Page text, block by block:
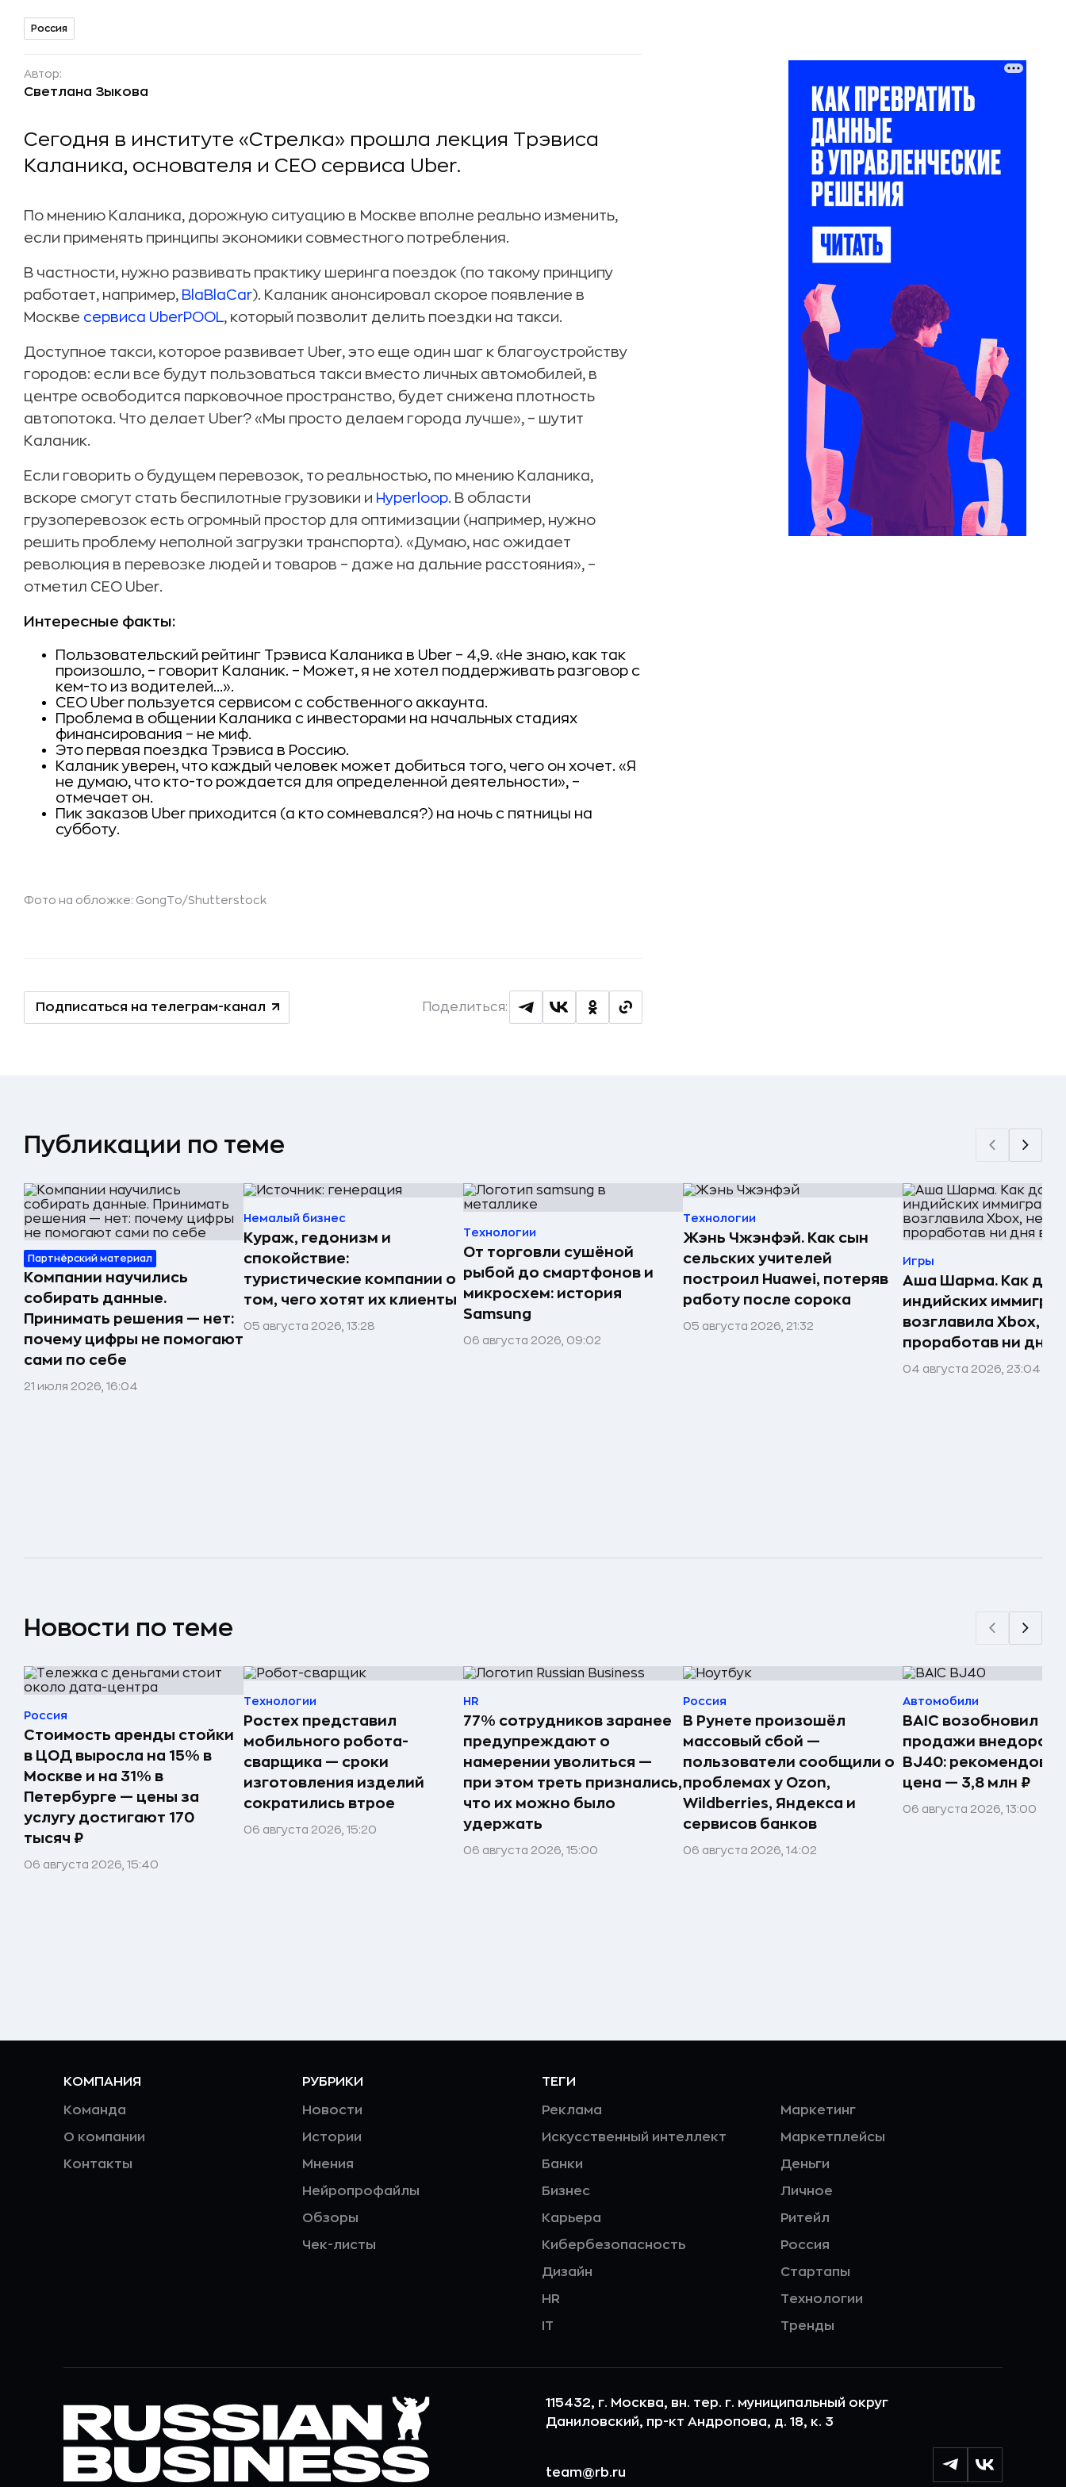
Россия
Автор:
Светлана Зыкова
Сегодня в институте «Стрелка» прошла лекция Трэвиса
Каланика, основателя и CEO сервиса Uber.
По мнению Каланика, дорожную ситуацию в Москве вполне реально изменить,
если применять принципы экономики совместного потребления.
В частности, нужно развивать практику шеринга поездок (по такому принципу
работает, например, BlaBlaCar). Каланик анонсировал скорое появление в
Москве сервиса UberPOOL, который позволит делить поездки на такси.
Доступное такси, которое развивает Uber, это еще один шаг к благоустройству
городов: если все будут пользоваться такси вместо личных автомобилей, в
центре освободится парковочное пространство, будет снижена плотность
автопотока. Что делает Uber? «Мы просто делаем города лучше», – шутит
Каланик.
Если говорить о будущем перевозок, то реальностью, по мнению Каланика,
вскоре смогут стать беспилотные грузовики и Hyperloop. В области
грузоперевозок есть огромный простор для оптимизации (например, нужно
решить проблему неполной загрузки транспорта). «Думаю, нас ожидает
революция в перевозке людей и товаров – даже на дальние расстояния», –
отметил CEO Uber.
Интересные факты:
Пользовательский рейтинг Трэвиса Каланика в Uber – 4,9. «Не знаю, как так
произошло, – говорит Каланик. – Может, я не хотел поддерживать разговор с
кем-то из водителей...».
CEO Uber пользуется сервисом с собственного аккаунта.
Проблема в общении Каланика с инвесторами на начальных стадиях
финансирования – не миф.
Это первая поездка Трэвиса в Россию.
Каланик уверен, что каждый человек может добиться того, чего он хочет. «Я
не думаю, что кто-то рождается для определенной деятельности», –
отмечает он.
Пик заказов Uber приходится (а кто сомневался?) на ночь с пятницы на
субботу.
Фото на обложке: GongTo/Shutterstock
Подписаться на телеграм-канал Поделиться:
Публикации по теме
Партнёрский материал
Компании научились
собирать данные.
Принимать решения — нет:
почему цифры не помогают
сами по себе
21 июля 2026, 16:04
Немалый бизнес
Кураж, гедонизм и
спокойствие:
туристические компании о
том, чего хотят их клиенты
05 августа 2026, 13:28
Технологии
От торговли сушёной
рыбой до смартфонов и
микросхем: история
Samsung
06 августа 2026, 09:02
Технологии
Жэнь Чжэнфэй. Как сын
сельских учителей
построил Huawei, потеряв
работу после сорока
05 августа 2026, 21:32
Игры
Аша Шарма. Как
индийских
возглавила Xbox, не
проработав ни дня
04 августа 2026, 23:04
Новости по теме
Россия
Стоимость аренды стойки
в ЦОД выросла на 15% в
Москве и на 31% в
Петербурге — цены за
услугу достигают 170
тысяч ₽
06 августа 2026, 15:40
Технологии
Ростех представил
мобильного робота-
сварщика — сроки
изготовления изделий
сократились втрое
06 августа 2026, 15:20
HR
77% сотрудников заранее
предупреждают о
намерении уволиться —
при этом треть признались,
что их можно было
удержать
06 августа 2026, 15:00
Россия
В Рунете произошёл
массовый сбой —
пользователи сообщили о
проблемах у Ozon,
Wildberries, Яндекса и
сервисов банков
06 августа 2026, 14:02
Автомобили
BAIC возобновил в
продажи
BJ40:
цена — 3,8 млн ₽
06 августа 2026, 13:00
КОМПАНИЯ
Команда
О компании
Контакты
РУБРИКИ
Новости
Истории
Мнения
Нейропрофайлы
Обзоры
Чек-листы
ТЕГИ
Реклама
Искусственный интеллект
Банки
Бизнес
Карьера
Кибербезопасность
Дизайн
HR
IT
Маркетинг
Маркетплейсы
Деньги
Личное
Ритейл
Россия
Стартапы
Технологии
Тренды
115432, г. Москва, вн. тер. г. муниципальный округ
Даниловский, пр-кт Андропова, д. 18, к. 3
team@rb.ru